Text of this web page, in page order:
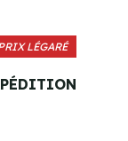
LÉGARÉ